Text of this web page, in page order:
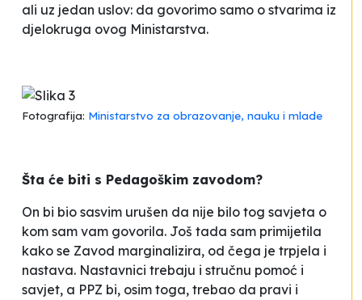
ali uz jedan uslov: da govorimo samo o stvarima iz
djelokruga ovog Ministarstva.
Fotografija: Ministarstvo za obrazovanje, nauku i mlade
Šta će biti s Pedagoškim zavodom?
On bi bio sasvim urušen da nije bilo tog savjeta o
kom sam vam govorila. Još tada sam primijetila
kako se Zavod marginalizira, od čega je trpjela i
nastava. Nastavnici trebaju i stručnu pomoć i
savjet, a PPZ bi, osim toga, trebao da pravi i